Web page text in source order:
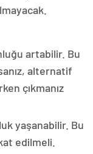
artabilir. Bu
alternatif
çıkmanız
yaşanabilir. Bu
edilmeli.